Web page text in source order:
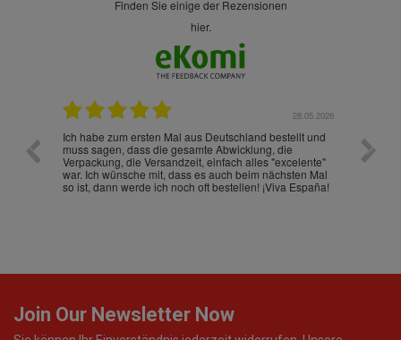
finden Sie einige der Rezensionen
hier.
28.05.2026
Ich habe zum ersten Mal aus Deutschland bestellt und
muss sagen, dass die gesamte Abwicklung, die
Verpackung, die Versandzeit, einfach alles "excelente"
war. Ich wünsche mit, dass es auch beim nächsten Mal
so ist, dann werde ich noch oft bestellen! ¡Viva España!
Die
gut
ist
Join Our Newsletter Now